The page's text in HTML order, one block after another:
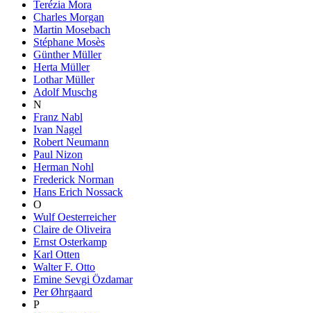
Terézia Mora
Charles Morgan
Martin Mosebach
Stéphane Mosès
Günther Müller
Herta Müller
Lothar Müller
Adolf Muschg
N
Franz Nabl
Ivan Nagel
Robert Neumann
Paul Nizon
Herman Nohl
Frederick Norman
Hans Erich Nossack
O
Wulf Oesterreicher
Claire de Oliveira
Ernst Osterkamp
Karl Otten
Walter F. Otto
Emine Sevgi Özdamar
Per Øhrgaard
P